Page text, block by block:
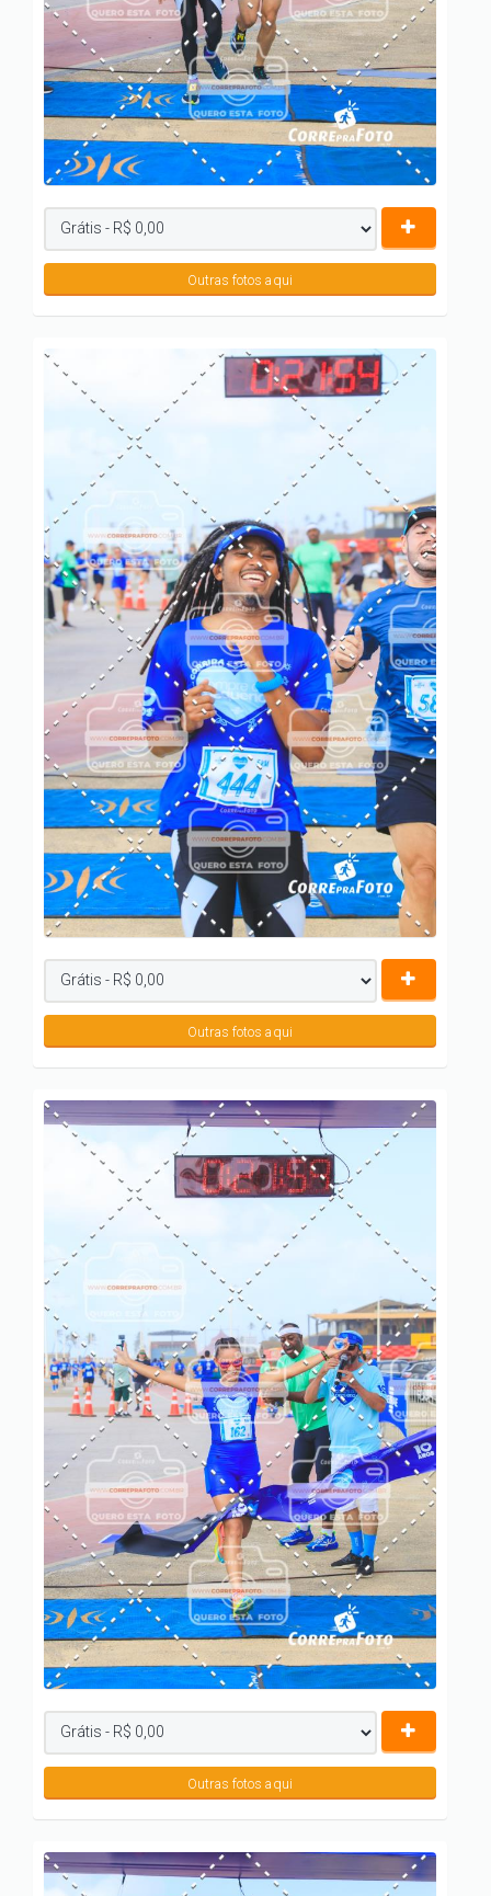
Outras fotos aqui
Outras fotos aqui
Outras fotos aqui